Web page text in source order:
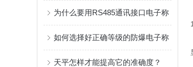
为什么要用RS485通讯接口电子称
如何选择好正确等级的防爆电子称
天平怎样才能提高它的准确度？